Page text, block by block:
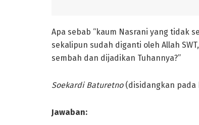
Apa sebab “kaum Nasrani yang tidak
sekalipun sudah diganti oleh Allah
sembah dan dijadikan Tuhannya?”
Soekardi Baturetno (disidangkan pada
Jawaban: